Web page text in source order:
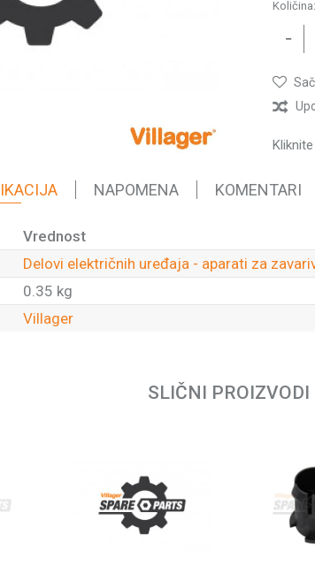
Količina:
NAPOMENA KOMENTARI
Vrednost
Delovi električnih uređaja - aparati za
0.35 kg
Villager
SLIČNI PROIZVODI